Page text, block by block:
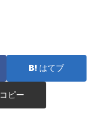
はてブ
コピー